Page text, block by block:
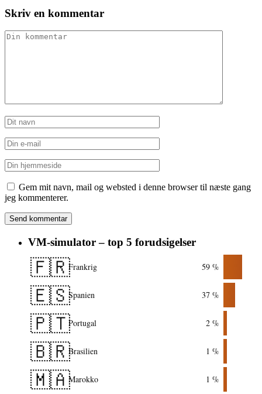
Skriv en kommentar
Gem mit navn, mail og websted i denne browser til næste gang
jeg kommenterer.
VM-simulator – top 5 forudsigelser
🇫🇷Frankrig 59 %
🇪🇸Spanien 37 %
🇵🇹Portugal 2 %
🇧🇷Brasilien 1 %
🇲🇦Marokko 1 %